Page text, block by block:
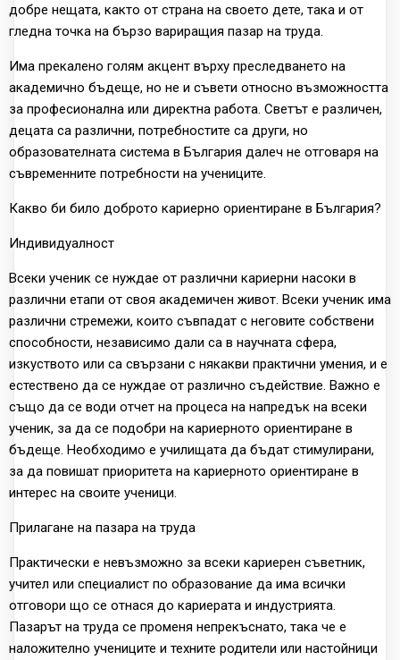
добре нещата, както от страна на своето дете, така и от
гледна точка на бързо вариращия пазар на труда.
Има прекалено голям акцент върху преследването на
академично бъдеще, но не и съвети относно възможността
за професионална или директна работа. Светът е различен,
децата са различни, потребностите са други, но
образователната система в България далеч не отговаря на
съвременните потребности на учениците.
Какво би било доброто кариерно ориентиране в България?
Индивидуалност
Всеки ученик се нуждае от различни кариерни насоки в
различни етапи от своя академичен живот. Всеки ученик има
различни стремежи, които съвпадат с неговите собствени
способности, независимо дали са в научната сфера,
изкуството или са свързани с някакви практични умения, и е
естествено да се нуждае от различно съдействие. Важно е
също да се води отчет на процеса на напредък на всеки
ученик, за да се подобри на кариерното ориентиране в
бъдеще. Необходимо е училищата да бъдат стимулирани,
за да повишат приоритета на кариерното ориентиране в
интерес на своите ученици.
Прилагане на пазара на труда
Практически е невъзможно за всеки кариерен съветник,
учител или специалист по образование да има всички
отговори що се отнася до кариерата и индустрията.
Пазарът на труда се променя непрекъснато, така че е
наложително учениците и техните родители или настойници